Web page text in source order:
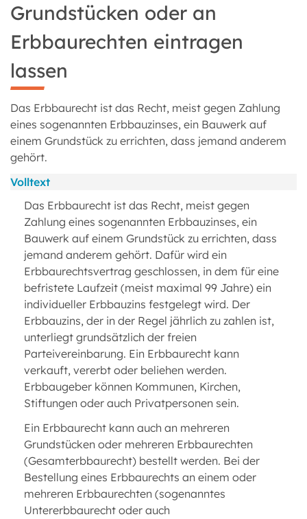
Grundstücken oder an
Erbbaurechten eintragen
lassen
Das Erbbaurecht ist das Recht, meist gegen Zahlung
eines sogenannten Erbbauzinses, ein Bauwerk auf
einem Grundstück zu errichten, dass jemand anderem
gehört.
Volltext
Das Erbbaurecht ist das Recht, meist gegen
Zahlung eines sogenannten Erbbauzinses, ein
Bauwerk auf einem Grundstück zu errichten, dass
jemand anderem gehört. Dafür wird ein
Erbbaurechtsvertrag geschlossen, in dem für eine
befristete Laufzeit (meist maximal 99 Jahre) ein
individueller Erbbauzins festgelegt wird. Der
Erbbauzins, der in der Regel jährlich zu zahlen ist,
unterliegt grundsätzlich der freien
Parteivereinbarung. Ein Erbbaurecht kann
verkauft, vererbt oder beliehen werden.
Erbbaugeber können Kommunen, Kirchen,
Stiftungen oder auch Privatpersonen sein.
Ein Erbbaurecht kann auch an mehreren
Grundstücken oder mehreren Erbbaurechten
(Gesamterbbaurecht) bestellt werden. Bei der
Bestellung eines Erbbaurechts an einem oder
mehreren Erbbaurechten (sogenanntes
Untererbbaurecht oder auch